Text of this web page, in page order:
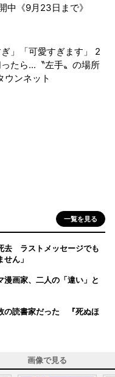
中《9月23日まで》
ぎ」「可愛すぎます」 2
たら...〝左手〟の場所
ウンネット
一覧を見る
去 ラストメッセージでも
ん」
画家、二人の「違い」と
の読書家だった 『死ぬほ
画像で見る